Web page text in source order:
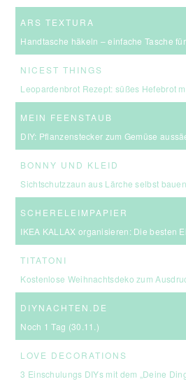
ARS TEXTURA
Handtasche häkeln – einfache Tasche
NICEST THINGS
Leopardenbrot Rezept: süßes Hefebrot
MEIN FEENSTAUB
DIY: Pflanzenstecker zum Gemüse
BONNY UND KLEID
Sichtschutzzaun aus Lärche selbst bauen –
SCHERELEIMPAPIER
IKEA KALLAX organisieren: Die besten
TITATONI
Kostenlose Weihnachtsdeko zum Ausdrucken – eine
DIYNACHTEN.DE
Noch 1 Tag (30.11.)
LOVE DECORATIONS
3 Einschulungs DIYs mit dem „Deine Dinge Stempel – School